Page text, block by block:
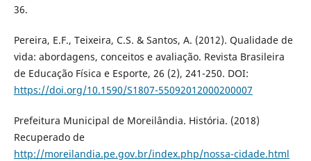
36.
Pereira, E.F., Teixeira, C.S. & Santos, A. (2012). Qualidade de
vida: abordagens, conceitos e avaliação. Revista Brasileira
de Educação Física e Esporte, 26 (2), 241-250. DOI:
https://doi.org/10.1590/S1807-55092012000200007
Prefeitura Municipal de Moreilândia. História. (2018)
Recuperado de
http://moreilandia.pe.gov.br/index.php/nossa-cidade.html